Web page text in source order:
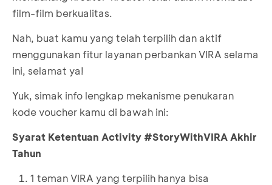
film-film berkualitas.
Nah, buat kamu yang telah terpilih dan aktif
menggunakan fitur layanan perbankan VIRA selama
ini, selamat ya!
Yuk, simak info lengkap mekanisme penukaran
kode voucher kamu di bawah ini:
Syarat Ketentuan Activity #StoryWithVIRA Akhir
Tahun
1 teman VIRA yang terpilih hanya bisa